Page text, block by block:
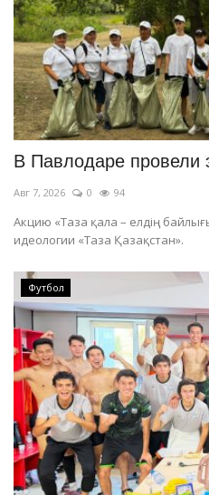
В Павлодаре провели
Авг 7, 2026 0 94
Акцию «Таза қала – елдің
идеологии «Таза Қазақстан».
Футбол